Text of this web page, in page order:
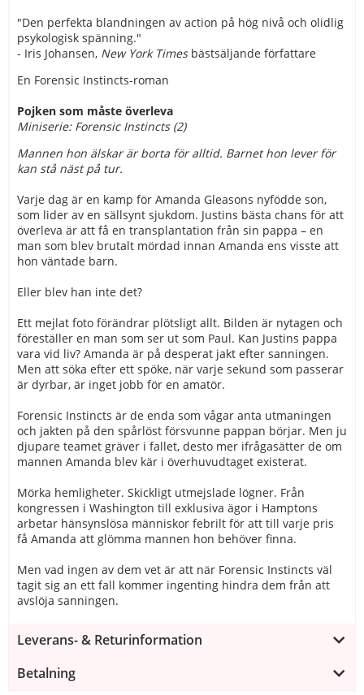
"Den perfekta blandningen av action på hög nivå och olidlig
psykologisk spänning."
- Iris Johansen, New York Timesbästsäljande författare
En Forensic Instincts-roman
Pojken som måste överleva
Miniserie: Forensic Instincts (2)
Mannen hon älskar är borta för alltid. Barnet hon lever för
kan stå näst på tur.
Varje dag är en kamp för Amanda Gleasons nyfödde son,
som lider av en sällsynt sjukdom. Justins bästa chans för att
överleva är att få en transplantation från sin pappa – en
man som blev brutalt mördad innan Amanda ens visste att
hon väntade barn.
Eller blev han inte det?
Ett mejlat foto förändrar plötsligt allt. Bilden är nytagen och
föreställer en man som ser ut som Paul. Kan Justins pappa
vara vid liv? Amanda är på desperat jakt efter sanningen.
Men att söka efter ett spöke, när varje sekund som passerar
är dyrbar, är inget jobb för en amatör.
Forensic Instincts är de enda som vågar anta utmaningen
och jakten på den spårlöst försvunne pappan börjar. Men ju
djupare teamet gräver i fallet, desto mer ifrågasätter de om
mannen Amanda blev kär i överhuvudtaget existerat.
Mörka hemligheter. Skickligt utmejslade lögner. Från
kongressen i Washington till exklusiva ägor i Hamptons
arbetar hänsynslösa människor febrilt för att till varje pris
få Amanda att glömma mannen hon behöver finna.
Men vad ingen av dem vet är att när Forensic Instincts väl
tagit sig an ett fall kommer ingenting hindra dem från att
avslöja sanningen.
Leverans- & Returinformation
Betalning